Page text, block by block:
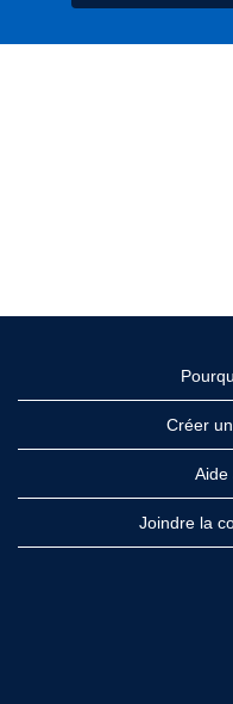
Créer
Aide
Joindre la